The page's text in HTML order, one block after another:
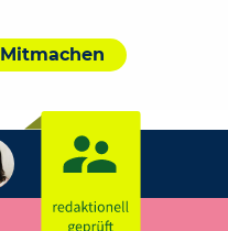
Mitmachen